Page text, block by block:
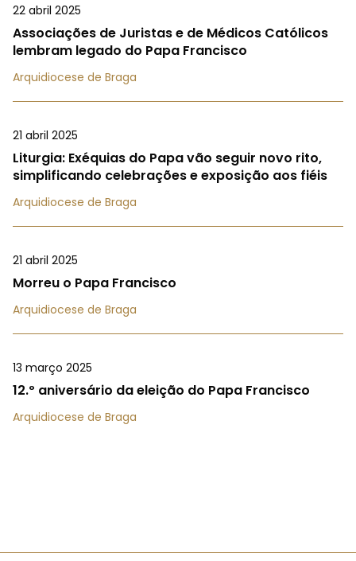
22 abril 2025
Associações de Juristas e de Médicos Católicos
lembram legado do Papa Francisco
Arquidiocese de Braga
21 abril 2025
Liturgia: Exéquias do Papa vão seguir novo rito,
simplificando celebrações e exposição aos fiéis
Arquidiocese de Braga
21 abril 2025
Morreu o Papa Francisco
Arquidiocese de Braga
13 março 2025
12.º aniversário da eleição do Papa Francisco
Arquidiocese de Braga